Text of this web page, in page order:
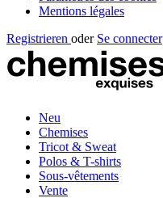
Mentions légales
Registrieren oder Se connecter
Neu
Chemises
Tricot & Sweat
Polos & T-shirts
Sous-vêtements
Vente